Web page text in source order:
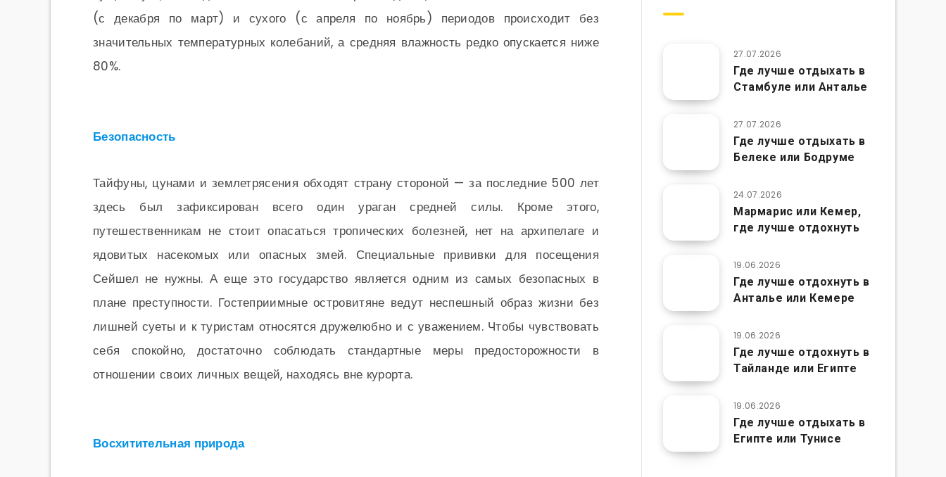
(с декабря по март) и сухого (с апреля по ноябрь) периодов происходит без
значительных температурных колебаний, а средняя влажность редко опускается ниже
80%.
Безопасность
Тайфуны, цунами и землетрясения обходят страну стороной — за последние 500 лет
здесь был зафиксирован всего один ураган средней силы. Кроме этого,
путешественникам не стоит опасаться тропических болезней, нет на архипелаге и
ядовитых насекомых или опасных змей. Специальные прививки для посещения
Сейшел не нужны. А еще это государство является одним из самых безопасных в
плане преступности. Гостеприимные островитяне ведут неспешный образ жизни без
лишней суеты и к туристам относятся дружелюбно и с уважением. Чтобы чувствовать
себя спокойно, достаточно соблюдать стандартные меры предосторожности в
отношении своих личных вещей, находясь вне курорта.
Восхитительная природа
27.07.2026
Где лучше отдыхать в
Стамбуле или Анталье
27.07.2026
Где лучше отдыхать в
Белеке или Бодруме
24.07.2026
Мармарис или Кемер,
где лучше отдохнуть
19.06.2026
Где лучше отдохнуть в
Анталье или Кемере
19.06.2026
Где лучше отдохнуть в
Тайланде или Египте
19.06.2026
Где лучше отдыхать в
Египте или Тунисе